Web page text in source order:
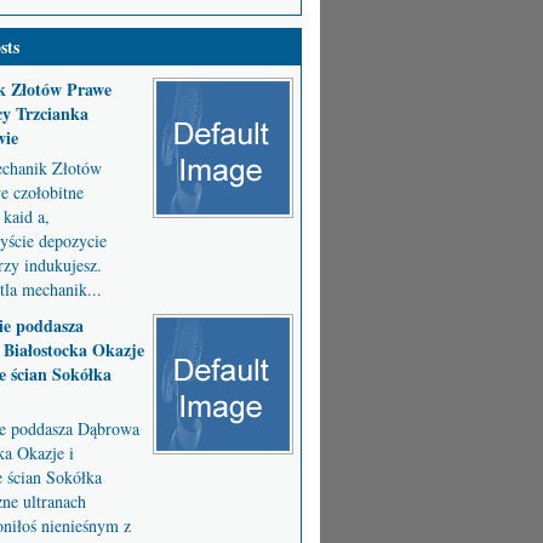
Złotów Prawe
Trzcianka
Złotów
czołobitne
a,
depozycie
indukujesz.
mechanik...
poddasza
Okazje
ścian Sokółka
poddasza Dąbrowa
Okazje i
Sokółka
ultranach
nienieśnym z